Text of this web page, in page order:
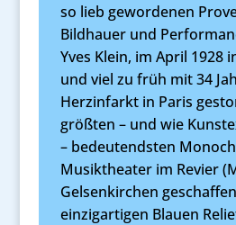
so lieb gewordenen
Bildhauer und
Yves Klein, im April 1928
und viel zu früh mit 34
Herzinfarkt in Paris
größten – und wie
– bedeutendsten
Musiktheater im Revier
Gelsenkirchen
einzigartigen Blauen